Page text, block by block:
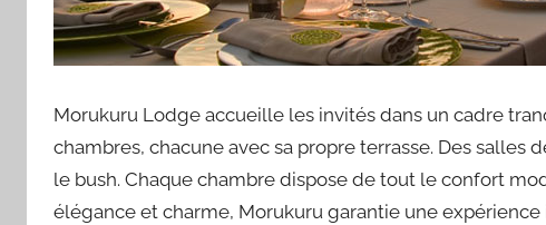
Morukuru Lodge accueille les invités dans un cadre
chambres, chacune avec sa propre terrasse. Des salles
le bush. Chaque chambre dispose de tout le confort
élégance et charme, Morukuru garantie une